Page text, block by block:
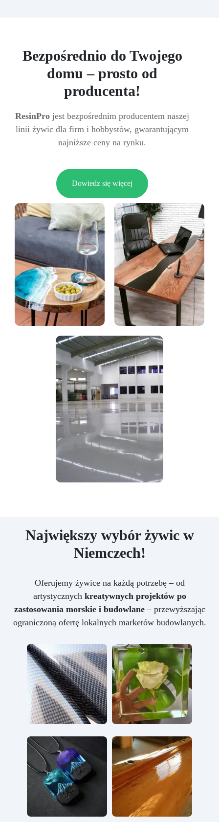
Bezpośrednio do Twojego
domu – prosto od
producenta!
ResinPro jest bezpośrednim producentem naszej
linii żywic dla firm i hobbystów, gwarantującym
najniższe ceny na rynku.
Dowiedz się więcej
Największy wybór żywic w
Niemczech!
Oferujemy żywice na każdą potrzebę – od
artystycznych kreatywnych projektów po
zastosowania morskie i budowlane– przewyższając
ograniczoną ofertę lokalnych marketów budowlanych.